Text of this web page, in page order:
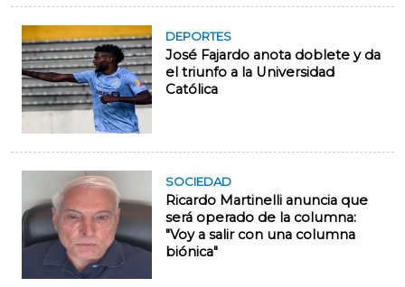
DEPORTES
José Fajardo anota doblete y da
el triunfo a la Universidad
Católica
SOCIEDAD
Ricardo Martinelli anuncia que
será operado de la columna:
"Voy a salir con una columna
biónica"